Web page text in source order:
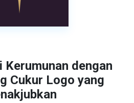
Kerumunan dengan
Cukur Logo yang